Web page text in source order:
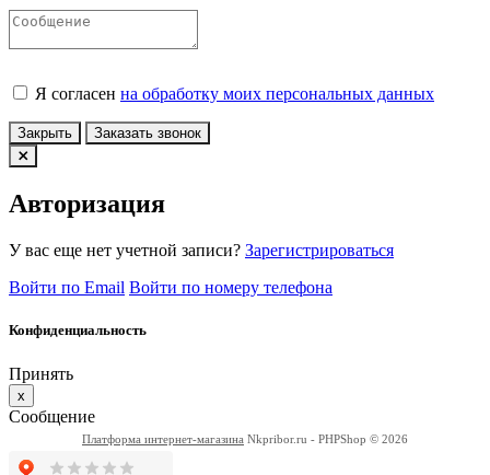
Я согласен на обработку моих персональных данных
Закрыть Заказать звонок
Авторизация
У вас еще нет учетной записи? Зарегистрироваться
Войти по Email Войти по номеру телефона
Конфиденциальность
Принять
x
Сообщение
Платформа интернет-магазина Nkpribor.ru - PHPShop © 2026